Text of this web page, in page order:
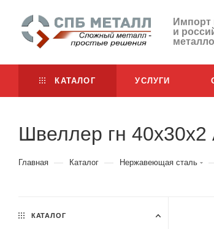
Импорт
и
КАТАЛОГ УСЛУГИ
Швеллер гн 40х30х2
Главная — Каталог — Нержавеющая сталь
КАТАЛОГ